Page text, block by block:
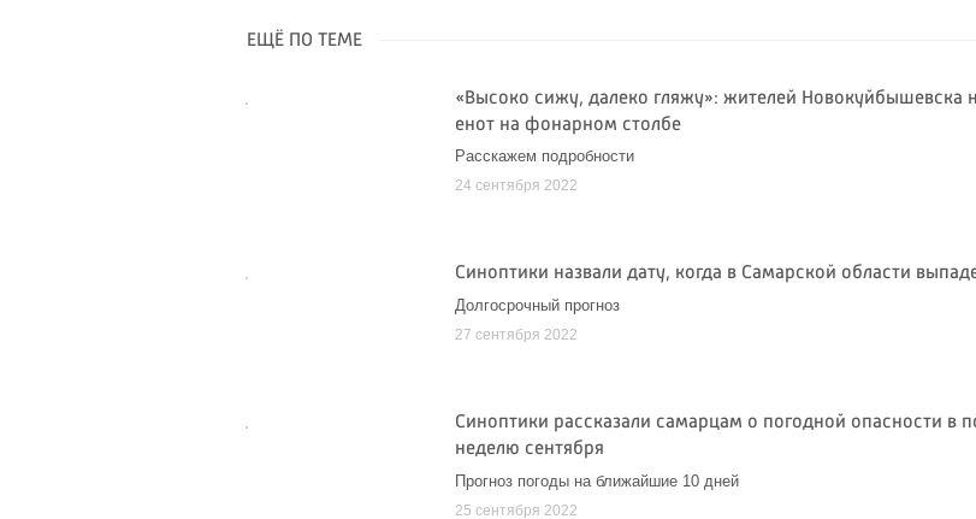
ЕЩЁ ПО ТЕМЕ
«Высоко сижу, далеко гляжу»: жителей Новокуйбышевска
енот на фонарном столбе
Расскажем подробности
24 сентября 2022
Синоптики назвали дату, когда в Самарской области
Долгосрочный прогноз
27 сентября 2022
Синоптики рассказали самарцам о погодной опасности в
неделю сентября
Прогноз погоды на ближайшие 10 дней
25 сентября 2022